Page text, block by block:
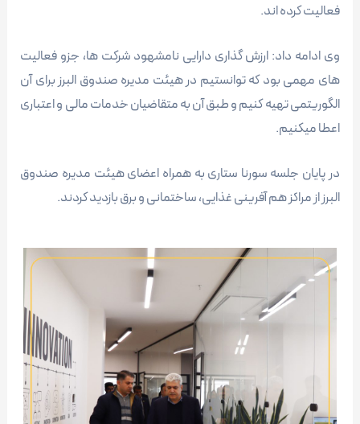
فعالیت کرده اند.
وی ادامه داد: ارزش گذاری دارایی نامشهود شرکت ها، جزو فعالیت
های مهمی بود که توانستیم در هیئت مدیره صندوق البرز برای آن
الگوریتمی تهیه کنیم و طبق آن به متقاضیان خدمات مالی و اعتباری
اعطا میکنیم.
در پایان جلسه سورنا ستاری به همراه اعضای هیئت مدیره صندوق
البرز از مراکز هم آفرینی غذایی، ساختمانی و برق بازدید کردند.